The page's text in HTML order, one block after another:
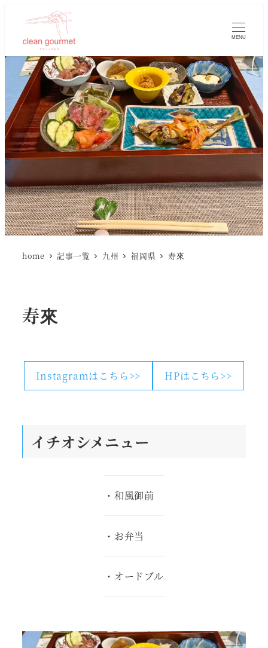
MENU
home 記事一覧 九州 福岡県 寿來
寿來
Instagramはこちら>> HPはこちら>>
イチオシメニュー
・和風御前
・お弁当
・オードブル